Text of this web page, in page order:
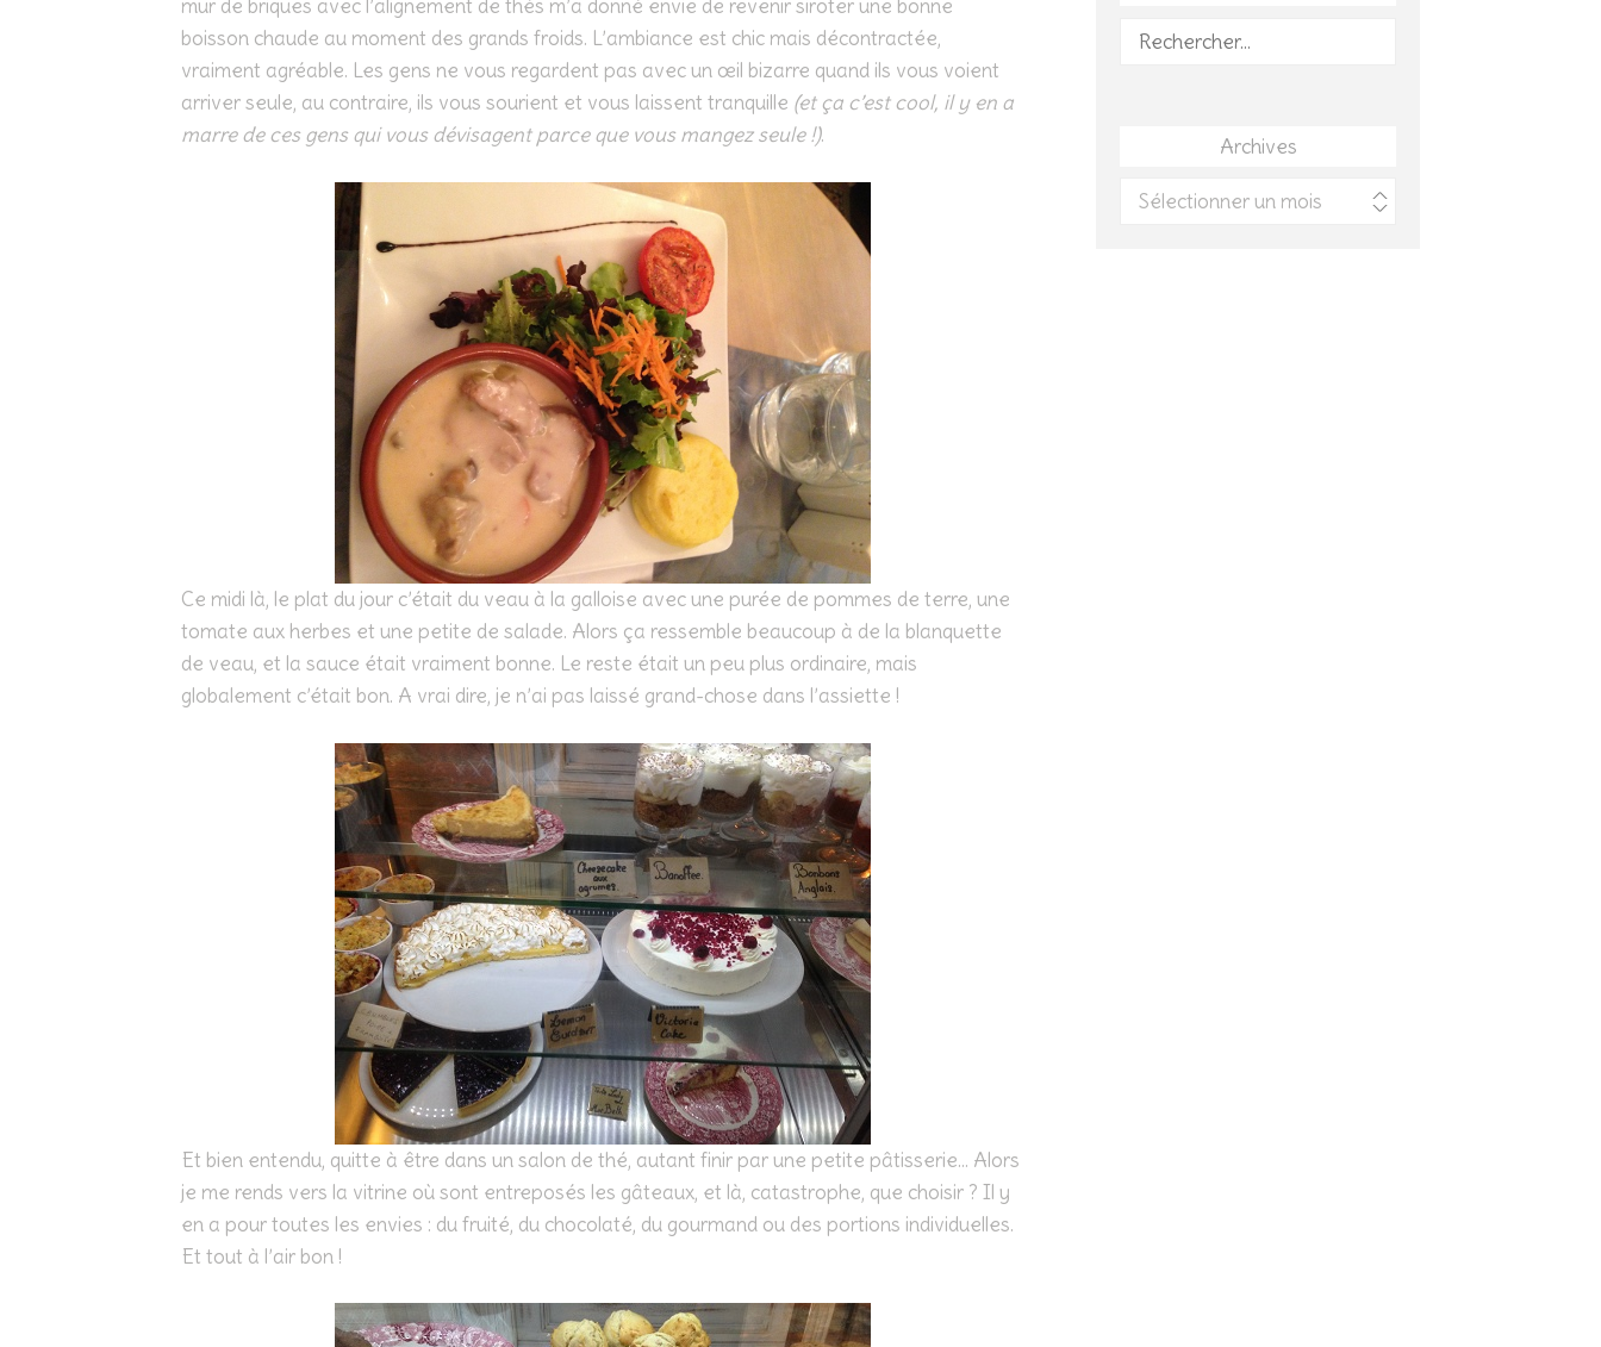
mur de briques avec l’alignement de thés m’a donné envie de revenir siroter une bonne
boisson chaude au moment des grands froids. L’ambiance est chic mais décontractée,
vraiment agréable. Les gens ne vous regardent pas avec un œil bizarre quand ils vous voient
arriver seule, au contraire, ils vous sourient et vous laissent tranquille (et ça c’est cool, il y en a
marre de ces gens qui vous dévisagent parce que vous mangez seule !).
Ce midi là, le plat du jour c’était du veau à la galloise avec une purée de pommes de terre, une
tomate aux herbes et une petite de salade. Alors ça ressemble beaucoup à de la blanquette
de veau, et la sauce était vraiment bonne. Le reste était un peu plus ordinaire, mais
globalement c’était bon. A vrai dire, je n’ai pas laissé grand-chose dans l’assiette !
Et bien entendu, quitte à être dans un salon de thé, autant finir par une petite pâtisserie… Alors
je me rends vers la vitrine où sont entreposés les gâteaux, et là, catastrophe, que choisir ? Il y
en a pour toutes les envies : du fruité, du chocolaté, du gourmand ou des portions individuelles.
Et tout à l’air bon !
Rechercher :
Archives
Archives